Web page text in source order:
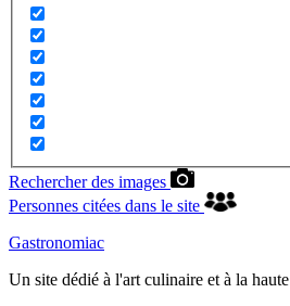
Rechercher des images
Personnes citées dans le site
Gastronomiac
Un site dédié à l'art culinaire et à la